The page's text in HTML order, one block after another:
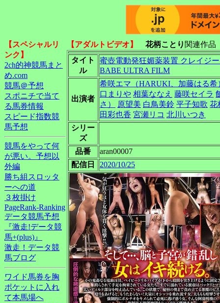
【スペシャルリ
ンク】
2ch的神競馬まと
め.com
競馬＠予想
スポニチで当て
る馬券情報
スピード指数競
馬予想
競馬をやって何
が悪い。予想以
外編
勝ち組スロッタ
ーへの道
３枚掛け
PageRank-Ranking
データ競馬予想
『激走!データ競
馬+(plus)』
激走！データ競
馬ブログ
ワイド馬券を胸
ポケットに入れ
て本馬場へ
【アダルトビデオ】 花柄ことり 関連作品
タイト
ル
蜜壺電動発狂媚薬装置 クレイジ
BABE ULTRA FILM
出演者
希咲エマ（HARUKI、加藤はる希
口まりや 相葉ななえ 藤咲セイラ
さ）
原望美 白鳥美鈴 平子知歌 花
田彩也香 宮瀬リコ 北川いつき
シリー
ズ
品番
aran00007
配信日
2020/10/25